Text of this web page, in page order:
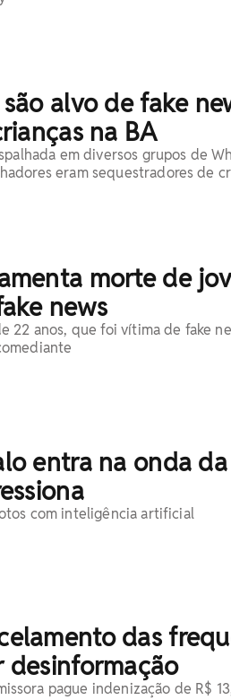
alvo de fake
na BA
em diversos grupos de
eram sequestradores de
morte de
news
22 anos, que foi vítima de fake
entra na onda
com inteligência artificial
das
desinformação
pague indenização de R$